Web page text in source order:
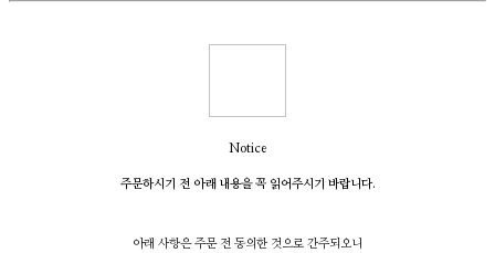
Notice
주문하시기 전 아래 내용을 꼭 읽어주시기 바랍니다.
아래 사항은 주문 전 동의한 것으로 간주되오니